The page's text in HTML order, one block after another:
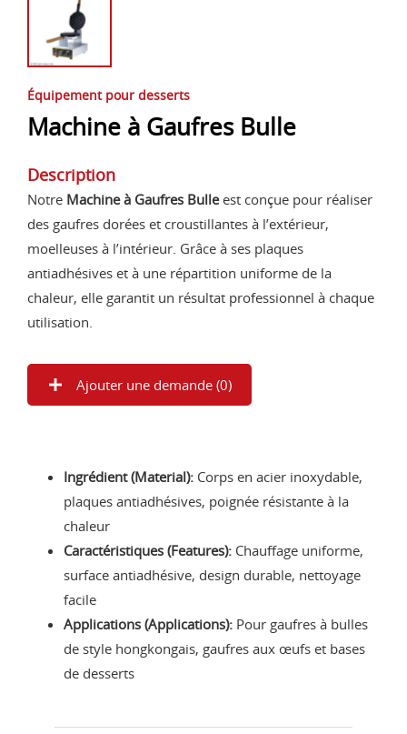
Équipement pour desserts
Machine à Gaufres Bulle
Description
Notre Machine à Gaufres Bulleest conçue pour réaliser
des gaufres dorées et croustillantes à l’extérieur,
moelleuses à l’intérieur. Grâce à ses plaques
antiadhésives et à une répartition uniforme de la
chaleur, elle garantit un résultat professionnel à chaque
utilisation.
Ajouter une demande (0)
Ingrédient (Material): Corps en acier inoxydable,
plaques antiadhésives, poignée résistante à la
chaleur
Caractéristiques (Features): Chauffage uniforme,
surface antiadhésive, design durable, nettoyage
facile
Applications (Applications): Pour gaufres à bulles
de style hongkongais, gaufres aux œufs et bases
de desserts